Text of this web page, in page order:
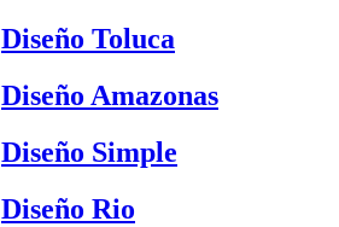
Diseño Toluca
Diseño Amazonas
Diseño Simple
Diseño Rio